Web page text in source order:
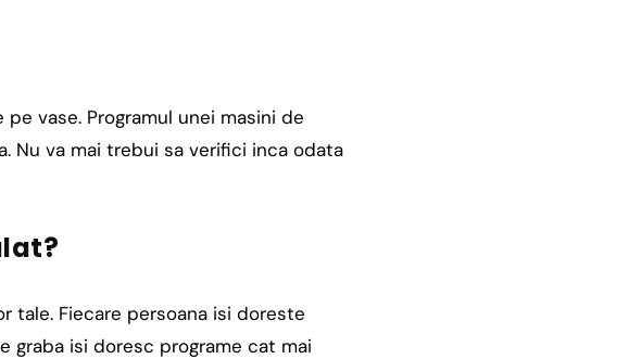
vase. Programul unei masini de
Nu va mai trebui sa verifici inca odata
tale. Fiecare persoana isi doreste
graba isi doresc programe cat mai